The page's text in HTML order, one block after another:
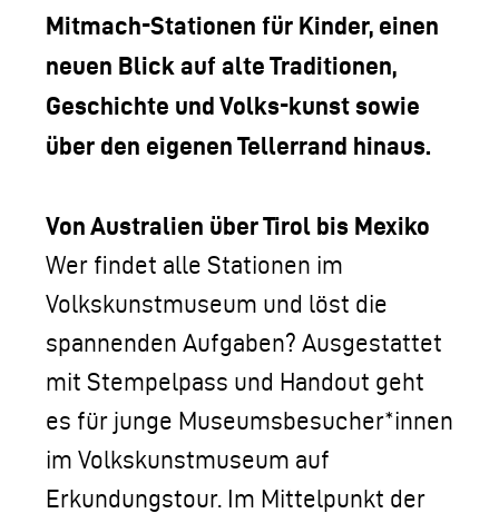
Mitmach-Stationen für Kinder, einen
neuen Blick auf alte Traditionen,
Geschichte und Volks-kunst sowie
über den eigenen Tellerrand hinaus.
Von Australien über Tirol bis Mexiko
Wer findet alle Stationen im
Volkskunstmuseum und löst die
spannenden Aufgaben? Ausgestattet
mit Stempelpass und Handout geht
es für junge Museumsbesucher*innen
im Volkskunstmuseum auf
Erkundungstour. Im Mittelpunkt der